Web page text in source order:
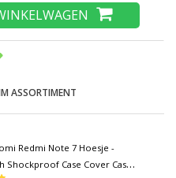
ASSORTIMENT
Redmi Note 7 Hoesje -
Shockproof Case Cover Cas